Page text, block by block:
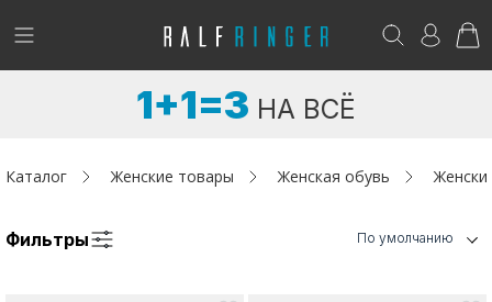
!
Женщинам
Возникли вопросы? - club@ralf.ru
1+1=3 НА ВСЁ
Каталог Женские товары Женская обувь
Фильтры По умолчанию